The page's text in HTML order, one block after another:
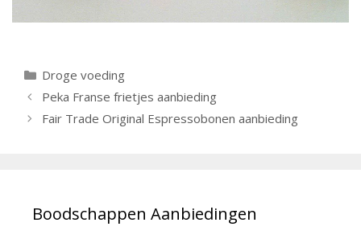
Categorieën
Droge voeding
Berichtnavigatie
Peka Franse frietjes aanbieding
Fair Trade Original Espressobonen aanbieding
Boodschappen Aanbiedingen